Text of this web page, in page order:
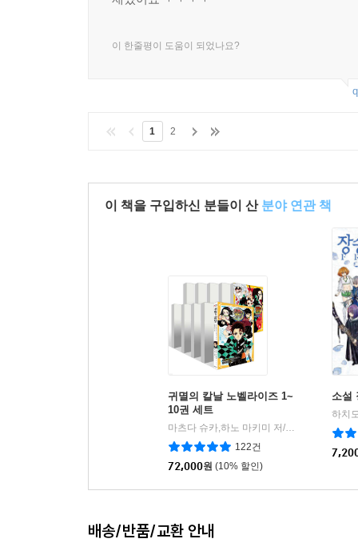
이 한줄평이 도움이 되었나요?
1 2
이 책을 구입하신 분들이 산 분야 연관 책
귀멸의 칼날 노벨라이즈 1~
10권 세트
마츠다 슈카,하노 마키미 저/고토게 코요하루 원저
122건
72,000원 (10% 할인)
소설
배송/반품/교환 안내